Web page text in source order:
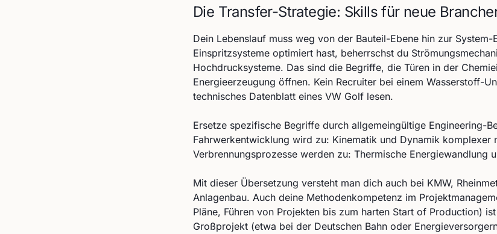
Die Transfer-Strategie: Skills für neue
Dein Lebenslauf muss weg von der Bauteil-Ebene hin zur System-
Einspritzsysteme optimiert hast, beherrschst du
Hochdrucksysteme. Das sind die Begriffe, die Türen in der
Energieerzeugung öffnen. Kein Recruiter bei einem Wasserstoff-
technisches Datenblatt eines VW Golf lesen.
Ersetze spezifische Begriffe durch allgemeingültige Engineering-
Fahrwerkentwicklung wird zu: Kinematik und Dynamik komplexer
Verbrennungsprozesse werden zu: Thermische Energiewandlung
Mit dieser Übersetzung versteht man dich auch bei KMW,
Anlagenbau. Auch deine Methodenkompetenz im
Pläne, Führen von Projekten bis zum harten Start of Production)
Großprojekt (etwa bei der Deutschen Bahn oder